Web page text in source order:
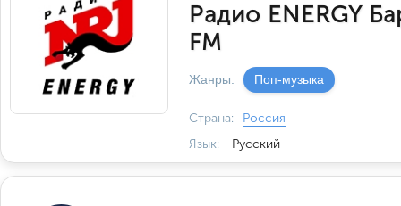
Радио ENERGY
FM
Жанры: Поп-музыка
Страна:
Россия
Язык:
Русский